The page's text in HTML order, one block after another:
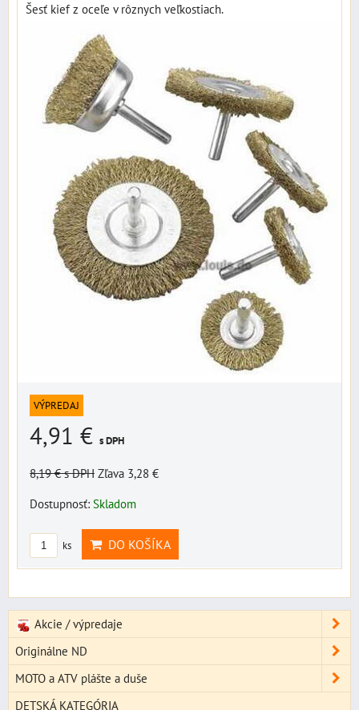
Šesť kief z oceľe v rôznych veľkostiach.
VÝPREDAJ
4,91 € s DPH
8,19 €s DPH Zľava 3,28 €
Dostupnosť: Skladom
ks DO KOŠÍKA
Akcie / výpredaje
Originálne ND
MOTO a ATV plášte a duše
DETSKÁ KATEGÓRIA